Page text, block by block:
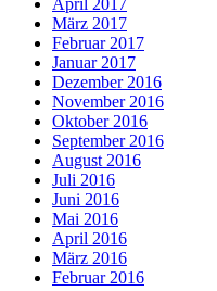
April 2017
März 2017
Februar 2017
Januar 2017
Dezember 2016
November 2016
Oktober 2016
September 2016
August 2016
Juli 2016
Juni 2016
Mai 2016
April 2016
März 2016
Februar 2016